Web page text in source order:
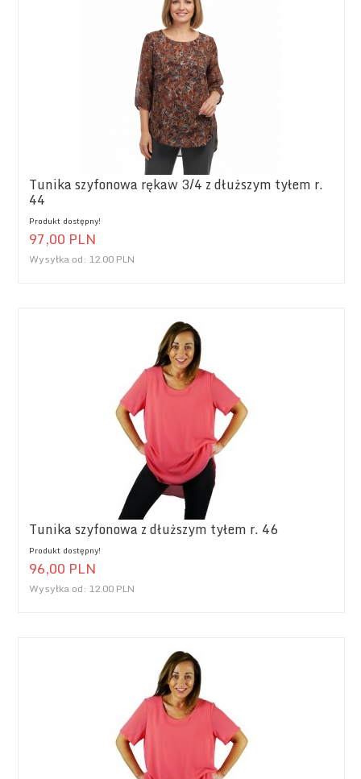
Tunika szyfonowa rękaw 3/4 z dłuższym tyłem r.
44
Produkt dostępny!
97,00 PLN
Wysyłka od: 12.00 PLN
Tunika szyfonowa z dłuższym tyłem r. 46
Produkt dostępny!
96,00 PLN
Wysyłka od: 12.00 PLN